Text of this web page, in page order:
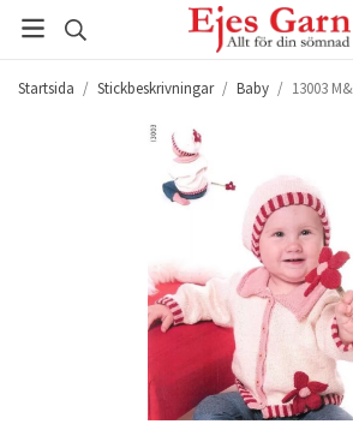
Startsida / Stickbeskrivningar / Baby / 13003